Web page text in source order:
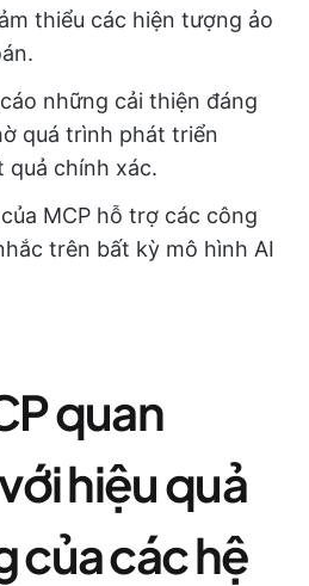
thiểu các hiện tượng ảo
những cải thiện đáng
quá trình phát triển
quả chính xác.
MCP hỗ trợ các công
trên bất kỳ mô hình AI
quan
hiệu quả
của các hệ